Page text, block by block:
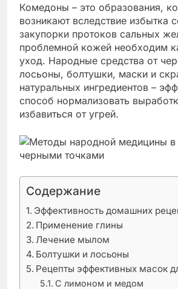
Комедоны – это образования,
возникают вследствие избытка
закупорки протоков сальных
проблемной кожей необходим
уход. Народные средства от
лосьоны, болтушки, маски и
натуральных ингредиентов –
способ нормализовать
избавиться от угрей.
Содержание
Эффективность домашних
Применение глины
Лечение мылом
Болтушки и лосьоны
Рецепты эффективных масок
С лимоном и медом